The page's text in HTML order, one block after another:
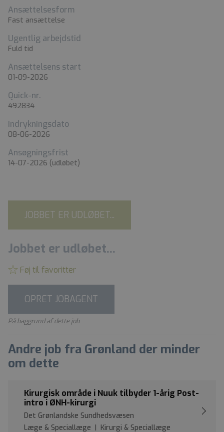
Ansættelsesform
Fast ansættelse
Ugentlig arbejdstid
Fuld tid
Ansættelsens start
01-09-2026
Quick-nr.
492834
Indrykningsdato
08-06-2026
Ansøgningsfrist
14-07-2026 (udløbet)
JOBBET ER UDLØBET...
Jobbet er udløbet...
Føj til favoritter
OPRET JOBAGENT
På baggrund af dette job
Andre job fra Grønland der minder
om dette
Kirurgisk område i Nuuk tilbyder 1-årig Post-
intro i ØNH-kirurgi
Det Grønlandske Sundhedsvæsen
Læge & Speciallæge | Kirurgi & Speciallæge